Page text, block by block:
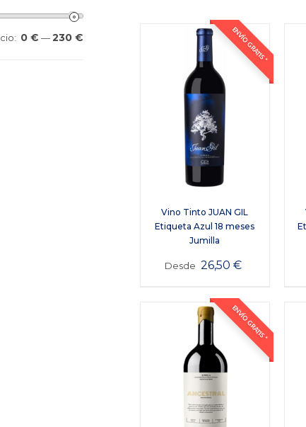
ENVÍO GRATIS *
Vino Tinto JUAN GIL
Etiqueta Azul 18 meses
Jumilla
Desde 26,50€
ENVÍO GRATIS *
0 € —230 €